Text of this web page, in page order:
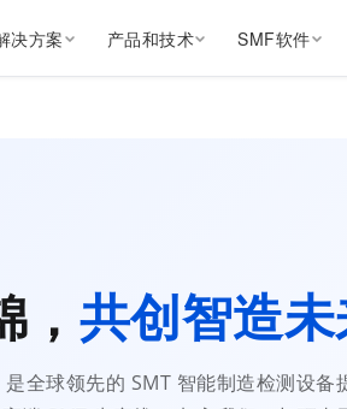
决方案 产品和技术 SMF软件
共创智造
全球领先的 SMT 智能制造检测设备